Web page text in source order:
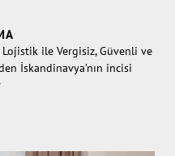
Lojistik ile Vergisiz, Güvenli ve
İskandinavya’nın incisi